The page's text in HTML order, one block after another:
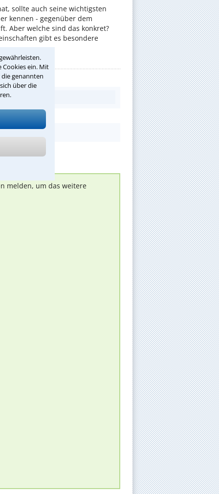
Cookies ein. Mit
genannten
über die
sollte auch seine wichtigsten
kennen - gegenüber dem
Aber welche sind das konkret?
gibt es besondere
melden, um das weitere